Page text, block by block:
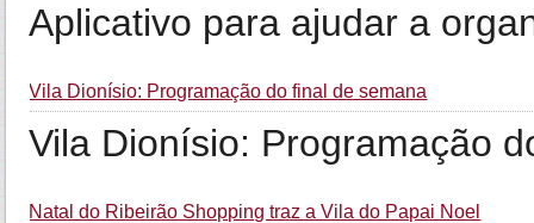
Aplicativo para ajudar a
Vila Dionísio: Programação do final de semana
Vila Dionísio: Programação
Natal do Ribeirão Shopping traz a Vila do Papai Noel